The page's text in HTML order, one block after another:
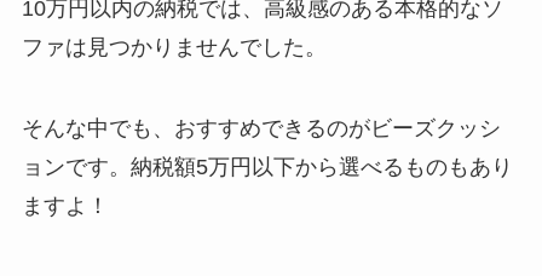
10万円以内の納税では、高級感のある本格的なソ
ファは見つかりませんでした。
そんな中でも、おすすめできるのがビーズクッシ
ョンです。納税額5万円以下から選べるものもあり
ますよ！